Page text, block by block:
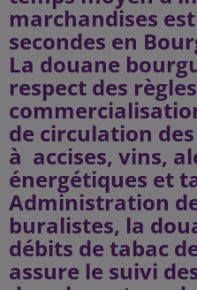
marchandises
secondes en
La douane
respect des
de circulation
à accises, vins,
énergétiques et
Administration
buralistes, la
débits de tabac
assure le suivi